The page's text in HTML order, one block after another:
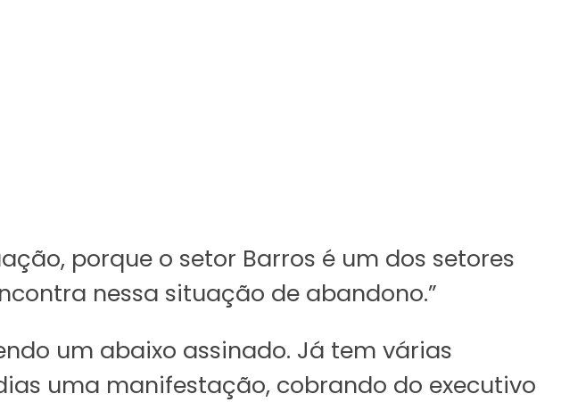
porque o setor Barros é um dos setores
nessa situação de abandono.”
um abaixo assinado. Já tem várias
uma manifestação, cobrando do executivo